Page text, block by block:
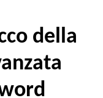
della